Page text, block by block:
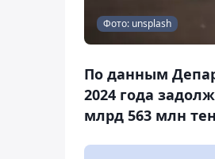
Фото: unsplash
По данным
2024 года
млрд 563 млн